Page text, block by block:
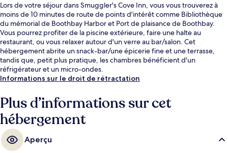
Lors de votre séjour dans Smuggler's Cove Inn, vous vous trouverez à
moins de 10 minutes de route de points d'intérêt comme Bibliothèque
du mémorial de Boothbay Harbor et Port de plaisance de Boothbay.
Vous pourrez profiter de la piscine extérieure, faire une halte au
restaurant, ou vous relaxer autour d'un verre au bar/salon. Cet
hébergement abrite un snack-bar/une épicerie fine et une terrasse,
tandis que, petit plus pratique, les chambres bénéficient d'un
réfrigérateur et un micro-ondes.
Informations sur le droit de rétractation
Plus d’informations sur cet
hébergement
Aperçu